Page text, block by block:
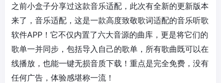
之前小盒子分享过这款音乐适配，此次有全新的更新版本
来了，音乐适配，这是一款高度致敬歌词适配的音乐听歌
软件APP！它不仅内置了六大音源的曲库，更是将它们的
歌单一并同步，包括导入自己的歌单，所有歌曲既可以在
线播放，也能一键无损音质下载！重点是完全免费，没有
任何广告，体验感堪称一流！